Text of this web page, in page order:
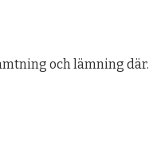
och lämning där.